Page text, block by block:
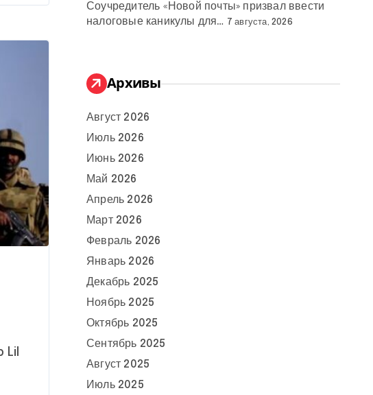
Соучредитель «Новой почты» призвал ввести
налоговые каникулы для… 7 августа, 2026
Архивы
Август 2026
Июль 2026
Июнь 2026
Май 2026
Апрель 2026
Март 2026
Февраль 2026
Январь 2026
Декабрь 2025
Ноябрь 2025
Октябрь 2025
Сентябрь 2025
Август 2025
Июль 2025